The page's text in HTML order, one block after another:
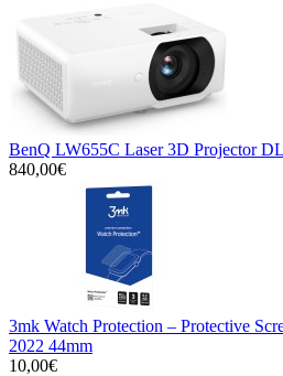
BenQ LW655C Laser 3D Projector
840,00€
3mk Watch Protection – Protective
2022 44mm
10,00€